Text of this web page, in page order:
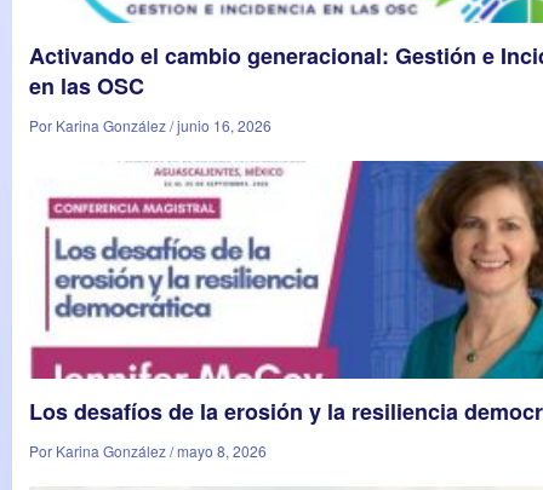
Activando el cambio generacional: Gestión e
en las OSC
Por Karina González / junio 16, 2026
Los desafíos de la erosión y la resiliencia
Por Karina González / mayo 8, 2026